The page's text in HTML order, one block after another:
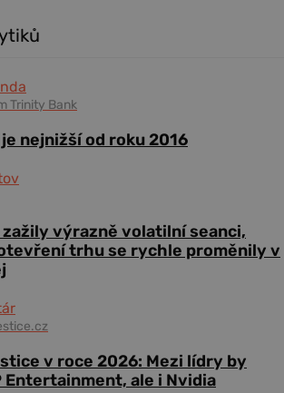
Trinity Bank
nejnižší od roku 2016
výrazně volatilní seanci,
trhu se rychle proměnily v
v roce 2026: Mezi lídry by
ale i Nvidia